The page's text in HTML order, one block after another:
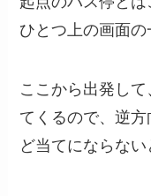
ひとつ上の画面の
ここから出発し
てくるので、逆
ど当てにならない